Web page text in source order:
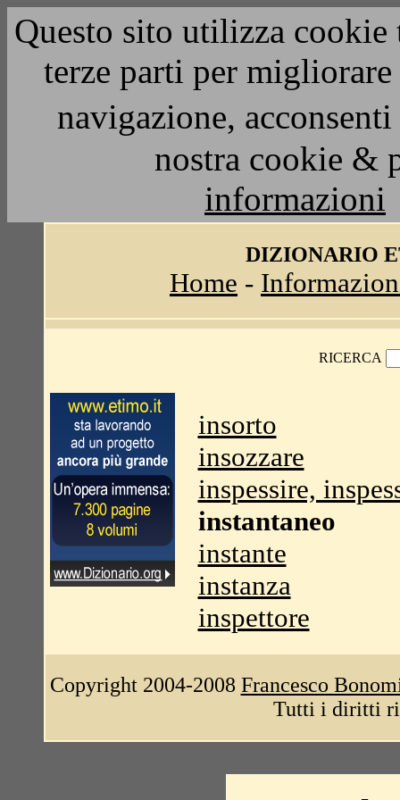
Questo sito utilizza
terze parti per
navigazione,
nostra cookie &
informazioni
DIZIONARIO
Home -
RICERCA
insorto
insozzare
inspessire,
instantaneo
instante
instanza
inspettore
Copyright 2004-2008 Francesco
Tutti i diritti